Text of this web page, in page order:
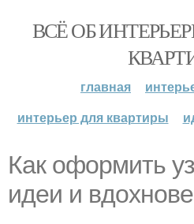
ВСЁ ОБ
главная
интерьер для квартиры
Как оформить
идеи и